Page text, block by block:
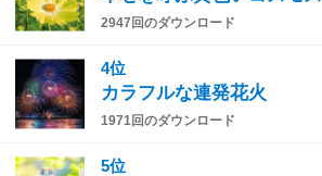
2947回のダウンロード
4位
カラフルな連発花火
1971回のダウンロード
5位